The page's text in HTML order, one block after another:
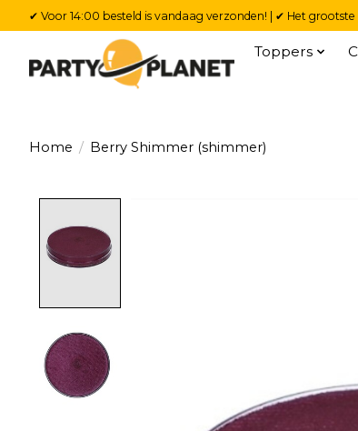
✔ Voor 14:00 besteld is vandaag verzonden! | ✔ Het
Toppers
Home / Berry Shimmer (shimmer)